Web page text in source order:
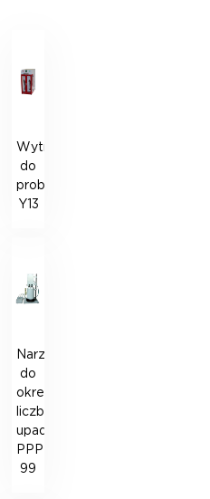
Wytrząsarka
do
probówek
Y13
Narzędzie
do
określania
liczby
upadków
PPP-
99